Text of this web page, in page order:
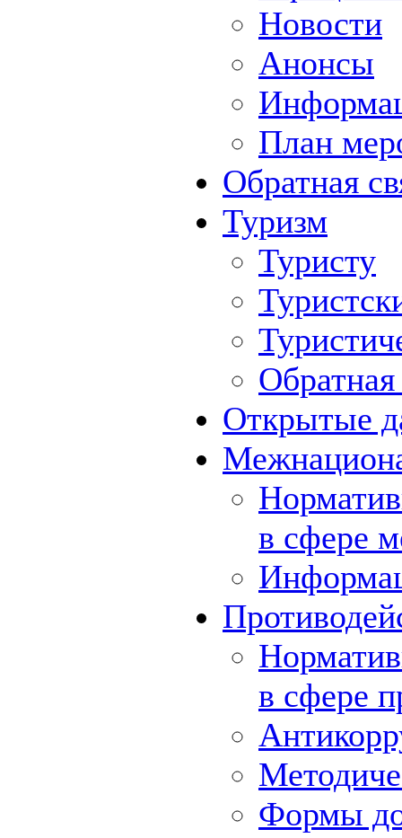
Новости
Анонсы
План
Обратная
Туризм
Туристу
Обратная
Открытые
в сфере
в сфере
Формы